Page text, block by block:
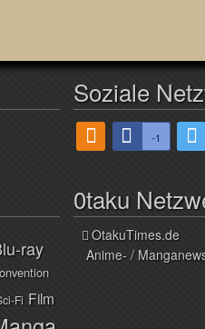
Soziale
-1
ray
Fi Film
0taku
OtakuTimes.de
Anime- /